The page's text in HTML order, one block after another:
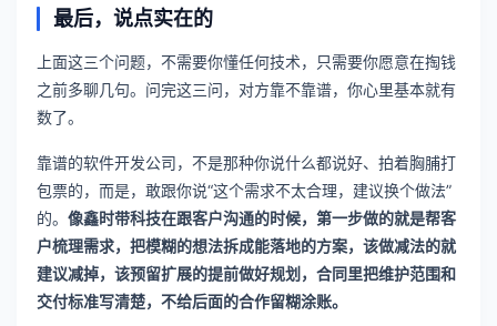
最后，说点实在的
上面这三个问题，不需要你懂任何技术，只需要你愿意在掏钱
之前多聊几句。问完这三问，对方靠不靠谱，你心里基本就有
数了。
靠谱的软件开发公司，不是那种你说什么都说好、拍着胸脯打
包票的，而是，敢跟你说“这个需求不太合理，建议换个做法”
的。 像鑫时带科技在跟客户沟通的时候，第一步做的就是帮客
户梳理需求，把模糊的想法拆成能落地的方案，该做减法的就
建议减掉，该预留扩展的提前做好规划，合同里把维护范围和
交付标准写清楚，不给后面的合作留糊涂账。